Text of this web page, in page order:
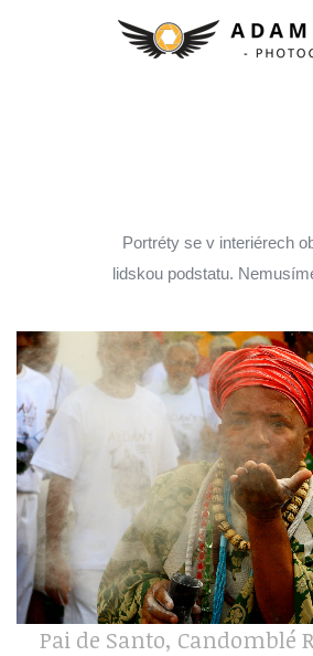
Portréty se v interiérech
lidskou podstatu.
Pai de Santo, Candomblé